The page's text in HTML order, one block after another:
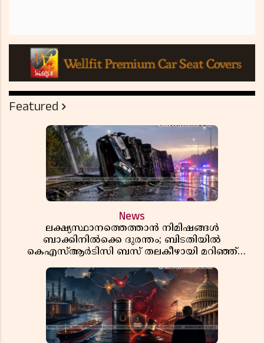
Featured
News
ലക്ഷ്യസ്ഥാനത്തെത്താൻ നിമിഷങ്ങൾ
ബാക്കിനിൽക്കെ ദുരന്തം; ബിടതിയിൽ
കെഎസ്ആർടിസി ബസ് തലകീഴായി മറിഞ്ഞ്